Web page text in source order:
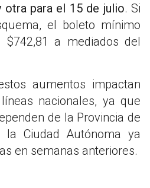
otra para el 15 de julio. Si
el boleto mínimo
a mediados del
aumentos impactan
nacionales, ya que
de la Provincia de
la Ciudad Autónoma ya
en semanas anteriores.